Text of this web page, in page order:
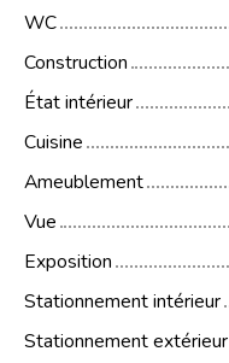
WC
Construction
État intérieur
Cuisine
Ameublement
Vue
Exposition
Stationnement intérieur
Stationnement extérieur